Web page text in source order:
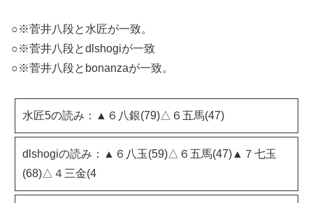
○※菅井八段と水匠が一致。
○※菅井八段とdlshogiが一致
○※菅井八段とbonanzaが一致。
水匠5の読み：▲６八銀(79)△６五馬(47)
dlshogiの読み：▲６八玉(59)△６五馬(47)▲７七玉
(68)△４三金(4